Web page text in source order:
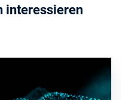
interessieren